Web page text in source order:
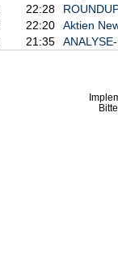
22:28
22:20
Aktien
21:35